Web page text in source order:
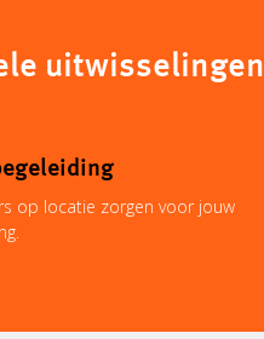
uitwisselingen
op locatie zorgen voor jouw